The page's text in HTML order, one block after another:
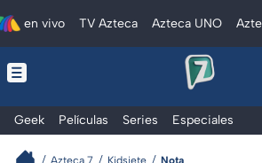
en vivo TV Azteca Azteca UNO
Geek Películas Series Especiales
Azteca 7 Kidsiete Nota